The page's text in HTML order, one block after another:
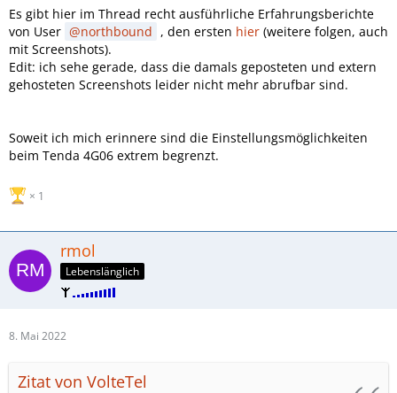
Es gibt hier im Thread recht ausführliche Erfahrungsberichte
von User
northbound , den ersten hier (weitere folgen, auch
mit Screenshots).
Edit: ich sehe gerade, dass die damals geposteten und extern
gehosteten Screenshots leider nicht mehr abrufbar sind.
Soweit ich mich erinnere sind die Einstellungsmöglichkeiten
beim Tenda 4G06 extrem begrenzt.
1
rmol
Lebenslänglich
8. Mai 2022
Zitat von VolteTel